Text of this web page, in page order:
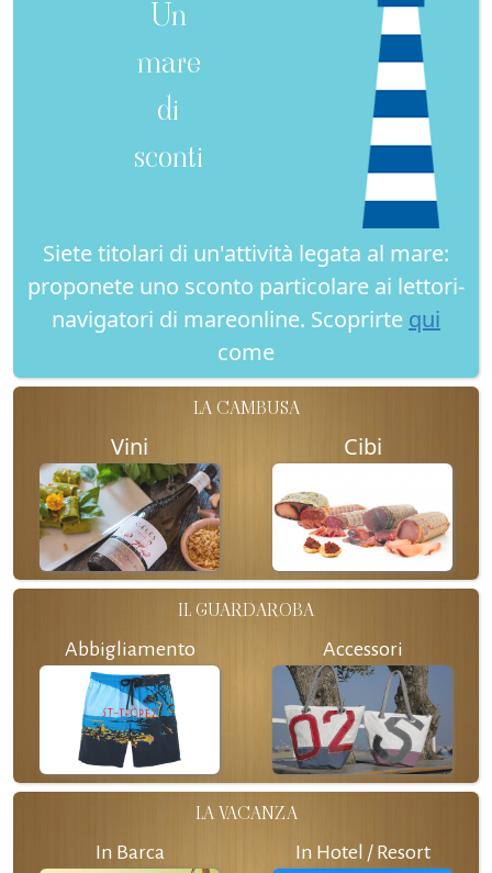
Un
mare
di
sconti
Siete titolari di un'attività legata al mare:
proponete uno sconto particolare ai lettori-
navigatori di mareonline. Scoprirte qui
come
LA CAMBUSA
Vini Cibi
IL GUARDAROBA
Abbigliamento Accessori
LA VACANZA
In Barca In Hotel / Resort